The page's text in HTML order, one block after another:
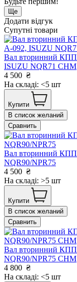
Ще
Додати відгук
Супутні товари
Вал вторинний
ISUZU NQR71 CHM
4 500 ₴
На складі: <5 шт
Купити
В список желаний
Сравнить
Вал вторинний
NQR90/NPR75
4 500 ₴
На складі: >5 шт
Купити
В список желаний
Сравнить
Вал вторинний
NQR90/NPR75 CHM
4 800 ₴
На складі: <5 шт